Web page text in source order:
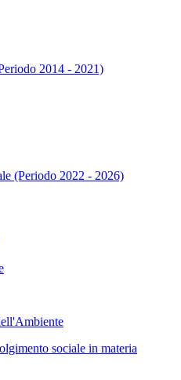
2014 - 2021)
(Periodo 2022 - 2026)
sociale in materia